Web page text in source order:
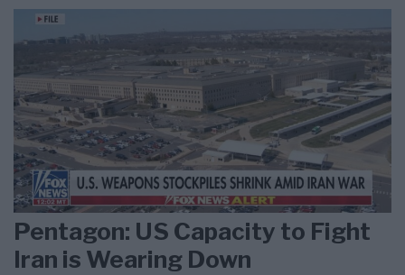
Pentagon: US Capacity to Fight
Iran is Wearing Down